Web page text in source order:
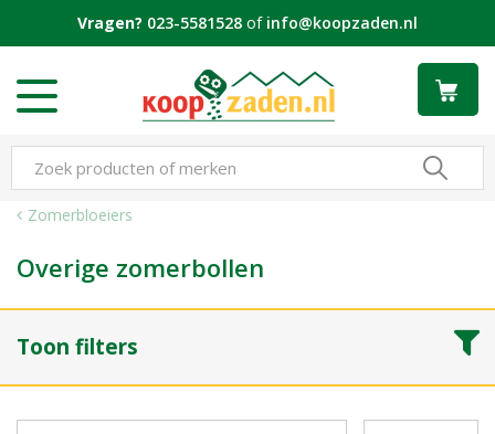
t
Zomerbloeiers
Vragen? 023-5581528 of info@koopzaden.nl
Overige zomerbollen
Toon filters